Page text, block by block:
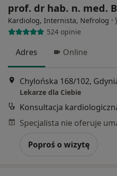
prof. dr hab. n. med.
Kardiolog, Internista, Nefrolog ·
524 opinie
Adres Online
Chylońska 168/102,
Lekarze dla Ciebie
Konsultacja
Poproś o wizytę